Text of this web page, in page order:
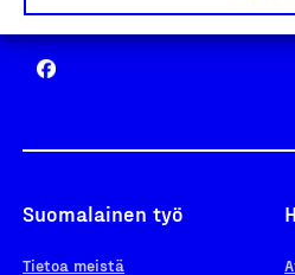
Yhteiskunnallinen Yritys -
Suomalainen työ
Tietoa meistä